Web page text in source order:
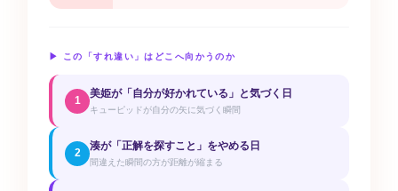
▶ この「すれ違い」はどこへ向かうのか
1
美姫が「自分が好かれている」と気づく日
キューピッドが自分の矢に気づく瞬間
2
湊が「正解を探すこと」をやめる日
間違えた瞬間の方が距離が縮まる